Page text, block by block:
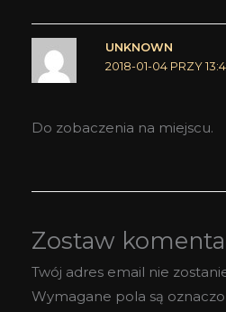
UNKNOWN
2018-01-04 PRZY
Do zobaczenia na miejscu.
Zostaw
Twój adres email nie
Wymagane pola są